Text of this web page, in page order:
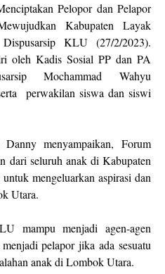
Pelopor dan Pelapor
Kabupaten Layak
KLU (27/2/2023).
oleh Kadis Sosial PP dan PA
Mochammad Wahyu
perwakilan siswa dan siswi
menyampaikan, Forum
dari seluruh anak di Kabupaten
mengeluarkan aspirasi dan
Utara.
mampu menjadi agen-agen
pelapor jika ada sesuatu
anak di Lombok Utara.